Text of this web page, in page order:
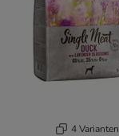
4 Varianten